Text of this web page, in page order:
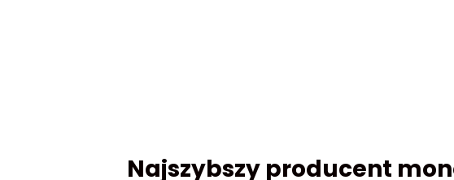
Najszybszy producent